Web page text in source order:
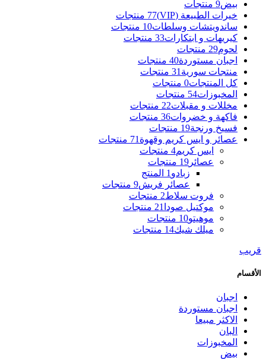
بيض9 منتجات
خيرات الطبيعة (VIP)
77 منتجات
ساندويتشات وسلطات10 منتجات
كيريهات و ابتكارات33 منتجات
لحوم29 منتجات
اجبان مستوردة40 منتجات
منتجات سورية 31 منتجات
كل المنتجات0 منتجات
المخبوزات54 منتجات
مخللات و مقبلات22 منتجات
فاكهة و خضروات36 منتجات
فسيخ ورنجة19 منتجات
عصائر و ايس كريم وقهوة 71 منتجات
ايس كريم4 منتجات
عصائر 19 منتجات
زبادو 1 المنتج
عصائر فريش9 منتجات
فروت سلاط2 منتجات
موكتيل صودا 21 منتجات
موهيتو10 منتجات
ميلك شيك14 منتجات
قريب
الأقسام
اجبان
اجبان مستوردة
الاكثر مبيعا
البان
المخبوزات
بيض